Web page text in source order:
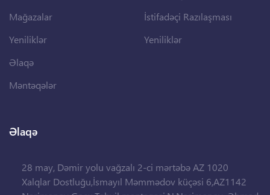
Mağazalar
Yeniliklər
Əlaqə
Məntəqələr
İstifadəçi Razılaşması
Yeniliklər
Əlaqə
28 may, Dəmir yolu vağzalı 2-ci mərtəbə AZ 1020
Xalqlar Dostluğu,İsmayıl Məmmədov küçəsi 6,AZ1142